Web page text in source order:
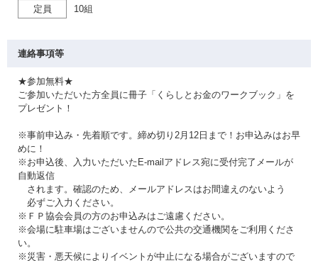
定員 10組
連絡事項等
★参加無料★
ご参加いただいた方全員に冊子「くらしとお金のワークブック」を
プレゼント！
※事前申込み・先着順です。締め切り2月12日まで！お申込みはお早
めに！
※お申込後、入力いただいたE-mailアドレス宛に受付完了メールが
自動返信
されます。確認のため、メールアドレスはお間違えのないよう
必ずご入力ください。
※ＦＰ協会会員の方のお申込みはご遠慮ください。
※会場に駐車場はございませんので公共の交通機関をご利用くださ
い。
※災害・悪天候によりイベントが中止になる場合がございますので